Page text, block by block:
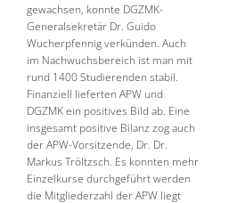
gewachsen, konnte DGZMK-
Generalsekretär Dr. Guido
Wucherpfennig verkünden. Auch
im Nachwuchsbereich ist man mit
rund 1400 Studierenden stabil.
Finanziell lieferten APW und
DGZMK ein positives Bild ab. Eine
insgesamt positive Bilanz zog auch
der APW-Vorsitzende, Dr. Dr.
Markus Tröltzsch. Es konnten mehr
Einzelkurse durchgeführt werden
die Mitgliederzahl der APW liegt